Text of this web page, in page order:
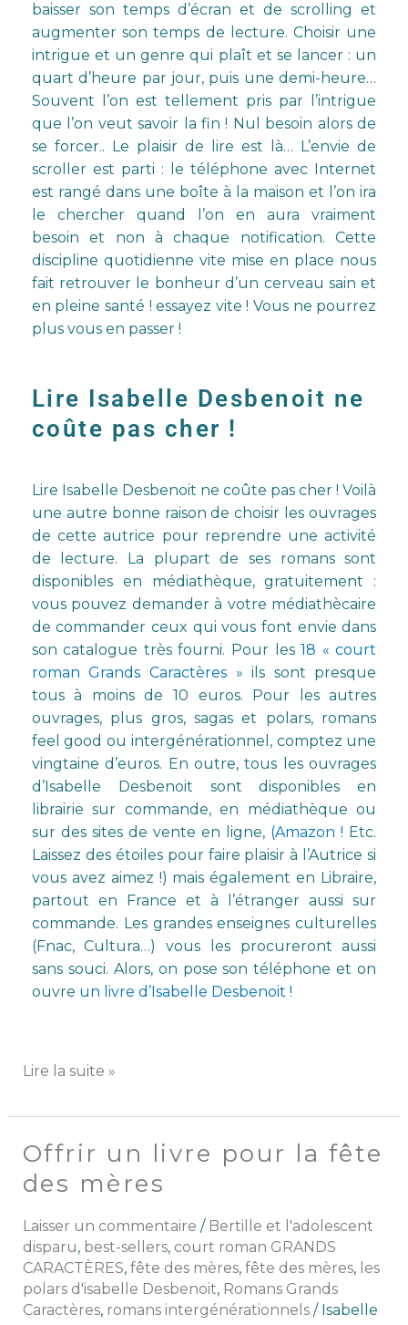
baisser son temps d’écran et de scrolling et
augmenter son temps de lecture. Choisir une
intrigue et un genre qui plaît et se lancer : un
quart d’heure par jour, puis une demi-heure…
Souvent l’on est tellement pris par l’intrigue
que l’on veut savoir la fin ! Nul besoin alors de
se forcer.. Le plaisir de lire est là… L’envie de
scroller est parti : le téléphone avec Internet
est rangé dans une boîte à la maison et l’on ira
le chercher quand l’on en aura vraiment
besoin et non à chaque notification. Cette
discipline quotidienne vite mise en place nous
fait retrouver le bonheur d’un cerveau sain et
en pleine santé ! essayez vite ! Vous ne pourrez
plus vous en passer !
Lire Isabelle Desbenoit ne
coûte pas cher !
Lire Isabelle Desbenoit ne coûte pas cher ! Voilà
une autre bonne raison de choisir les ouvrages
de cette autrice pour reprendre une activité
de lecture. La plupart de ses romans sont
disponibles en médiathèque, gratuitement :
vous pouvez demander à votre médiathècaire
de commander ceux qui vous font envie dans
son catalogue très fourni. Pour les18 « court
roman Grands Caractères » ils sont presque
tous à moins de 10 euros. Pour les autres
ouvrages, plus gros, sagas et polars, romans
feel good ou intergénérationnel, comptez une
vingtaine d’euros. En outre, tous les ouvrages
d’Isabelle Desbenoit sont disponibles en
librairie sur commande, en médiathèque ou
sur des sites de vente en ligne, (Amazon ! Etc.
Laissez des étoiles pour faire plaisir à l’Autrice si
vous avez aimez !) mais également en Libraire,
partout en France et à l’étranger aussi sur
commande. Les grandes enseignes culturelles
(Fnac, Cultura…) vous les procureront aussi
sans souci. Alors, on pose son téléphone et on
ouvre un livre d’Isabelle Desbenoit !
Lire la suite »
Offrir un livre pour la fête
des mères
Laisser un commentaire / Bertille et l'adolescent
disparu, best-sellers, court roman GRANDS
CARACTÈRES, fête des mères, fête des mères, les
polars d'isabelle Desbenoit, Romans Grands
Caractères, romans intergénérationnels/ Isabelle
Offrir
un
livre
pour
la
fête
des
mères